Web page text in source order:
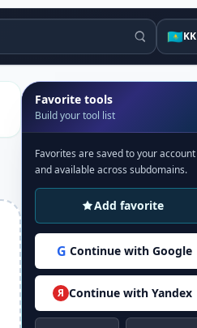
🇰🇿KK
Favorite tools
Build your tool list
Favorites are saved to your account
and available across subdomains.
Add favorite
G Continue with Google
Я Continue with Yandex